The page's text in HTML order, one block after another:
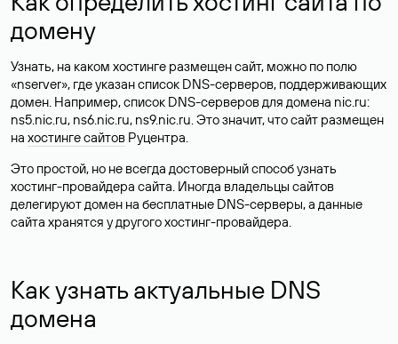
домену
Узнать, на каком хостинге размещен сайт, можно по полю
«nserver», где указан список DNS-серверов, поддерживающих
домен. Например, список DNS-серверов для домена nic.ru:
ns5.nic.ru, ns6.nic.ru, ns9.nic.ru. Это значит, что сайт размещен
на хостинге сайтов Руцентра.
Это простой, но не всегда достоверный способ узнать
хостинг-провайдера сайта. Иногда владельцы сайтов
делегируют домен на бесплатные DNS-серверы, а данные
сайта хранятся у другого хостинг-провайдера.
Как узнать актуальные DNS
домена